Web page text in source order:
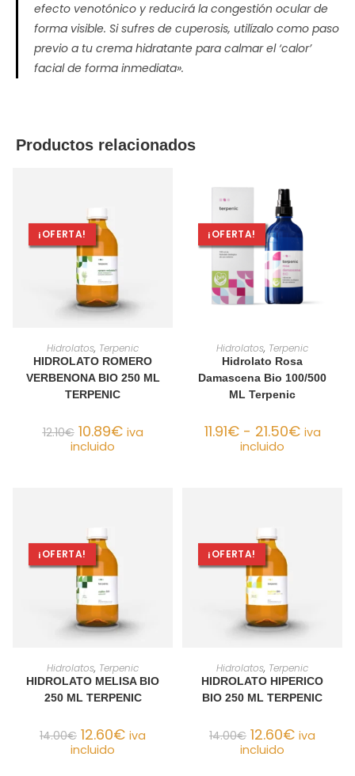
efecto venotónico y reducirá la congestión ocular de
forma visible. Si sufres de cuperosis, utilízalo como paso
previo a tu crema hidratante para calmar el ‘calor’
facial de forma inmediata».
Productos relacionados
¡OFERTA!
AÑADIR AL CARRITO
Hidrolatos, Terpenic
HIDROLATO ROMERO
VERBENONA BIO 250 ML
TERPENIC
12.10€ 10.89€ iva
incluido
¡OFERTA!
SELECCIONAR OPCIONES
Hidrolatos, Terpenic
Hidrolato Rosa
Damascena Bio 100/500
ML Terpenic
11.91€ - 21.50€ iva
incluido
¡OFERTA!
AÑADIR AL CARRITO
Hidrolatos, Terpenic
HIDROLATO MELISA BIO
250 ML TERPENIC
14.00€ 12.60€ iva
incluido
¡OFERTA!
AÑADIR AL CARRITO
Hidrolatos, Terpenic
HIDROLATO HIPERICO
BIO 250 ML TERPENIC
14.00€ 12.60€ iva
incluido